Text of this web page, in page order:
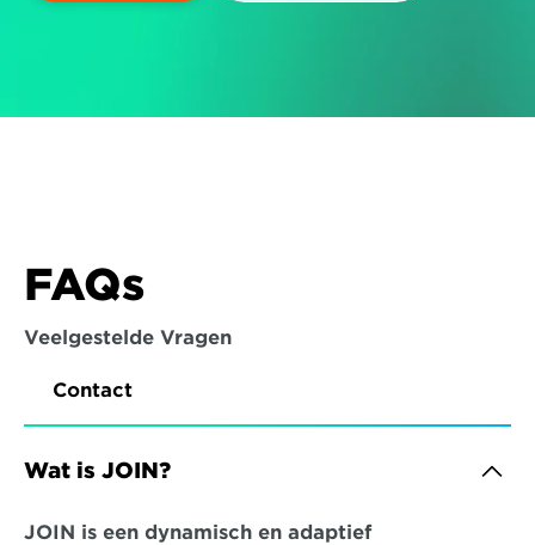
FAQs
Veelgestelde Vragen
Contact
Wat is JOIN?
JOIN is een dynamisch en adaptief